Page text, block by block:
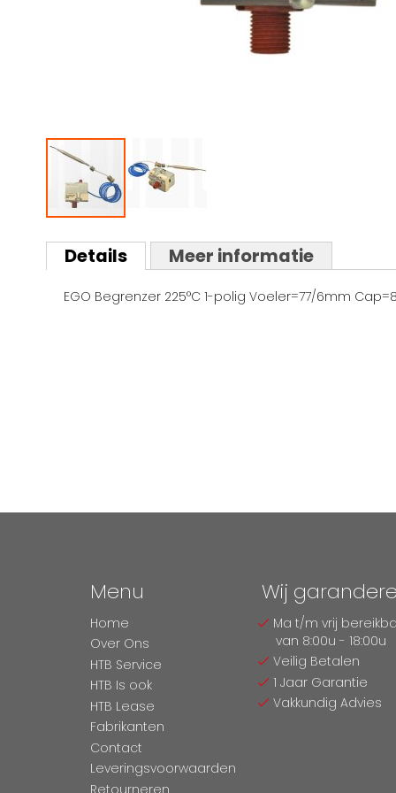
naar
het
van
Details
EGO Begrenzer 225°C 1-polig Voeler=77/6mm
Meer informatie
Menu
Home
Over Ons
HTB Service
HTB Is ook
HTB Lease
Fabrikanten
Contact
Leveringsvoorwaarden
Retourneren
Wij
Ma t/m vrij
van 8:00u - 18:00u
Veilig Betalen
1 Jaar Garantie
Vakkundig Advies